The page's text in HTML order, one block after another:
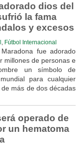
dios del
la fama
y excesos
Fútbol Internacional
fue adorado
millones de personas e
un símbolo de
para cualquier
más de dos décadas
operado de
un hematoma